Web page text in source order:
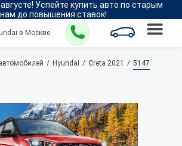
августе! Успейте купить авто по старым
до повышения ставок!
в Москве
Hyundai Creta 2021 5147